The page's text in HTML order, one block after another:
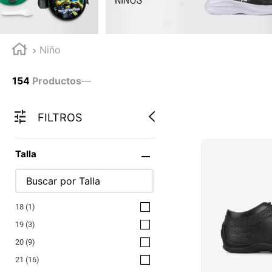
Niño
154 Productos—
FILTROS
Talla
18 (1)
19 (3)
20 (9)
21 (16)